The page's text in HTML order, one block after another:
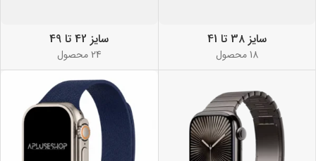
سایز 3۸ تا 41
18 محصول
سایز 42 تا 49
24 محصول